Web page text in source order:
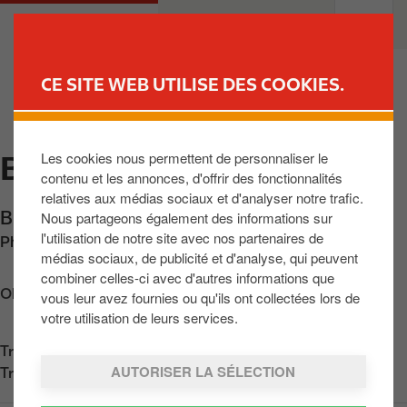
CE SITE WEB UTILISE DES COOKIES.
Les cookies nous permettent de personnaliser le
contenu et les annonces, d'offrir des fonctionnalités
relatives aux médias sociaux et d'analyser notre trafic.
Nous partageons également des informations sur
l'utilisation de notre site avec nos partenaires de
médias sociaux, de publicité et d'analyse, qui peuvent
combiner celles-ci avec d'autres informations que
vous leur avez fournies ou qu'ils ont collectées lors de
votre utilisation de leurs services.
AUTORISER LA SÉLECTION
c
o
n
t
e
u
n
M
a
TROUVER UNE STATION
BEERSE
Bisschopslaan 88,Beerse, BE-2340,BE
Phone: +3214620712
Obtenir l'itinéraire
Trouvez nous sur
Trouvez nous surGoogle Play